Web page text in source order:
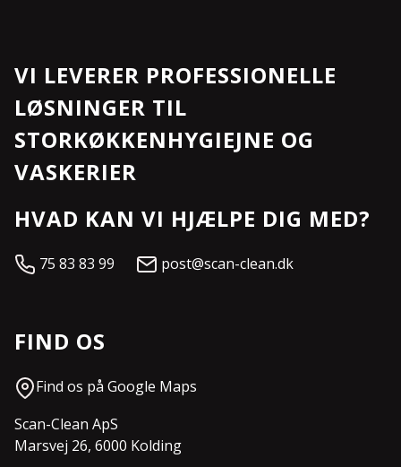
VI LEVERER PROFESSIONELLE
LØSNINGER TIL
STORKØKKENHYGIEJNE OG
VASKERIER
HVAD KAN VI HJÆLPE DIG MED?
75 83 83 99 post@scan-clean.dk
FIND OS
Find os på Google Maps
Scan-Clean ApS
Marsvej 26, 6000 Kolding